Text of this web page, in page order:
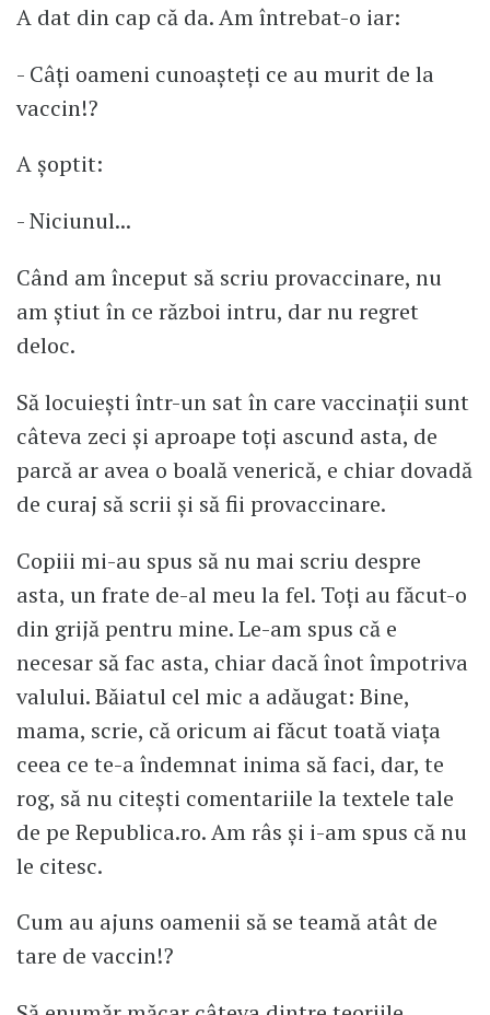
A dat din cap că da. Am întrebat-o iar:
- Câți oameni cunoașteți ce au murit de la
vaccin!?
A șoptit:
- Niciunul...
Când am început să scriu provaccinare, nu
am știut în ce război intru, dar nu regret
deloc.
Să locuiești într-un sat în care vaccinații sunt
câteva zeci și aproape toți ascund asta, de
parcă ar avea o boală venerică, e chiar dovadă
de curaj să scrii și să fii provaccinare.
Copiii mi-au spus să nu mai scriu despre
asta, un frate de-al meu la fel. Toți au făcut-o
din grijă pentru mine. Le-am spus că e
necesar să fac asta, chiar dacă înot împotriva
valului. Băiatul cel mic a adăugat: Bine,
mama, scrie, că oricum ai făcut toată viața
ceea ce te-a îndemnat inima să faci, dar, te
rog, să nu citești comentariile la textele tale
de pe Republica.ro. Am râs și i-am spus că nu
le citesc.
Cum au ajuns oamenii să se teamă atât de
tare de vaccin!?